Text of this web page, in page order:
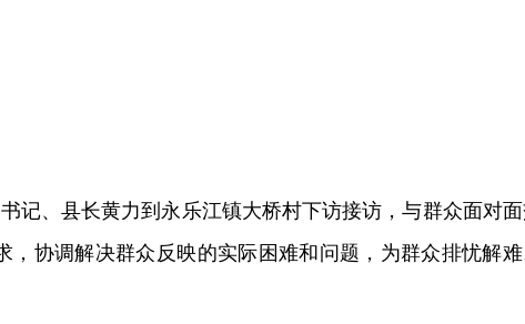
记、县长黄力到永乐江镇大桥村下访接访，与群众面对
，协调解决群众反映的实际困难和问题，为群众排忧解